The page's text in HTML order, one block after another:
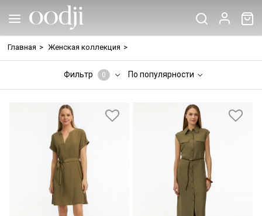
Главная > Женская коллекция >
Фильтр 0 По популярности